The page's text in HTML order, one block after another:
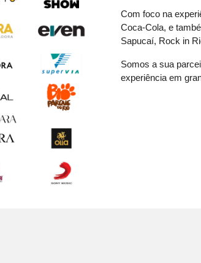
Com foco na
Coca-Cola, e
Sapucaí, Rock in
Somos a sua
experiência em